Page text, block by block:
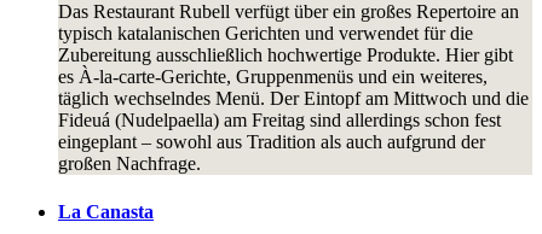
Das Restaurant Rubell verfügt über ein großes Repertoire an
typisch katalanischen Gerichten und verwendet für die
Zubereitung ausschließlich hochwertige Produkte. Hier gibt
es À-la-carte-Gerichte, Gruppenmenüs und ein weiteres,
täglich wechselndes Menü. Der Eintopf am Mittwoch und die
Fideuá (Nudelpaella) am Freitag sind allerdings schon fest
eingeplant – sowohl aus Tradition als auch aufgrund der
großen Nachfrage.
La Canasta